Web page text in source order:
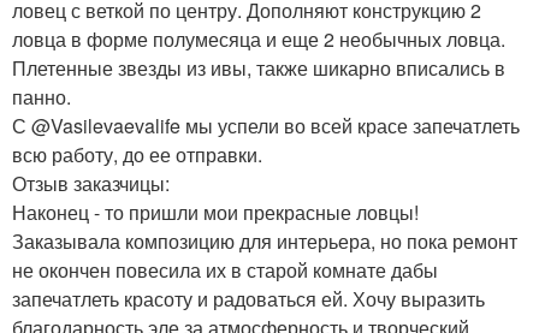
ловец с веткой по центру. Дополняют конструкцию 2
ловца в форме полумесяца и еще 2 необычных ловца.
Плетенные звезды из ивы, также шикарно вписались в
панно.
С @Vasilevaevalife мы успели во всей красе запечатлеть
всю работу, до ее отправки.
Отзыв заказчицы:
Наконец - то пришли мои прекрасные ловцы!
Заказывала композицию для интерьера, но пока ремонт
не окончен повесила их в старой комнате дабы
запечатлеть красоту и радоваться ей. Хочу выразить